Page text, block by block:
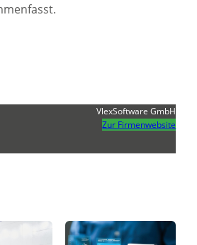
VlexSoftware GmbH
Zur Firmenwebsite